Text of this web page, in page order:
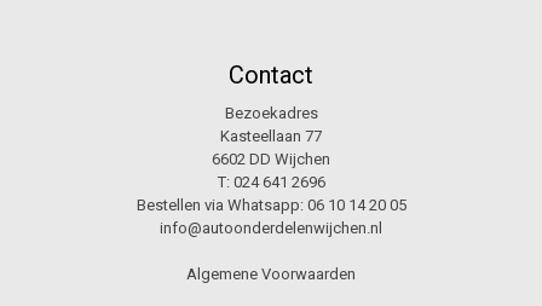
Contact
Bezoekadres
Kasteellaan 77
6602 DD Wijchen
T: 024 641 2696
Bestellen via Whatsapp: 06 10 14 20 05
info@autoonderdelenwijchen.nl
Algemene Voorwaarden